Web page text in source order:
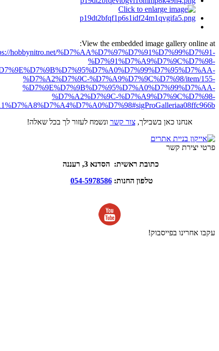
View the embedded image gallery online at:
hobbynitro.net/%D7%AA%D7%97%D7%91%D7%99%D7%91-
%D7%91%D7%A9%D7%9C%D7%98-
%D7%A2%D7%9C-%D7%A9%D7%9C%D7%98/item/155-
%D7%9E%D7%9B%D7%95%D7%A0%D7%99%D7%AA-
%D7%A2%D7%9C-%D7%A9%D7%9C%D7%98-
אנחנו כאן בשבילך,צור קשר ונשמח לעזור לך בכל שאלה!
פרטי יצירת קשר
כתובת ראשית: הסדנא 3, רעננה
טלפון החנות:054-5978586
עקבו אחרינו בפייסבוק!